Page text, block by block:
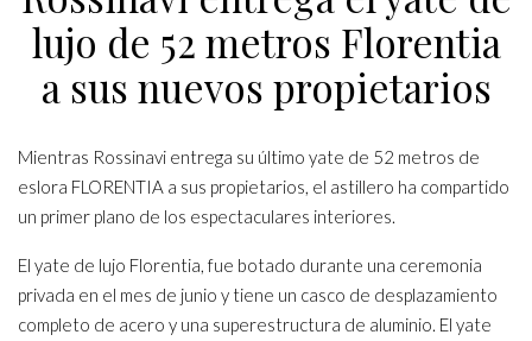
lujo de 52 metros Florentia
a sus nuevos propietarios
Mientras Rossinavi entrega su último yate de 52 metros de
eslora FLORENTIA a sus propietarios, el astillero ha compartido
un primer plano de los espectaculares interiores.
El yate de lujo Florentia, fue botado durante una ceremonia
privada en el mes de junio y tiene un casco de desplazamiento
completo de acero y una superestructura de aluminio. El yate